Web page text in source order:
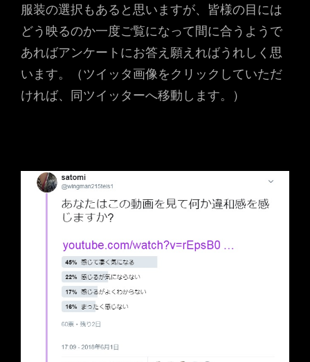
服装の選択もあると思いますが、皆様の目には
どう映るのか一度ご覧になって間に合うようで
あればアンケートにお答え願えればうれしく思
います。（ツイッタ画像をクリックしていただ
ければ、同ツイッターへ移動します。）